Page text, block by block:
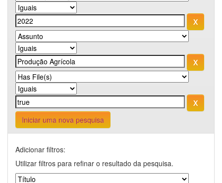
Iniciar uma nova pesquisa
Adicionar filtros:
Utilizar filtros para refinar o resultado da pesquisa.